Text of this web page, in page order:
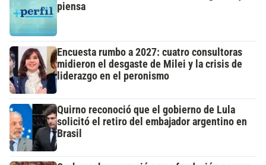
piensa
Encuesta rumbo a 2027: cuatro consultoras
midieron el desgaste de Milei y la crisis de
liderazgo en el peronismo
Quirno reconoció que el gobierno de Lula
solicitó el retiro del embajador argentino en
Brasil